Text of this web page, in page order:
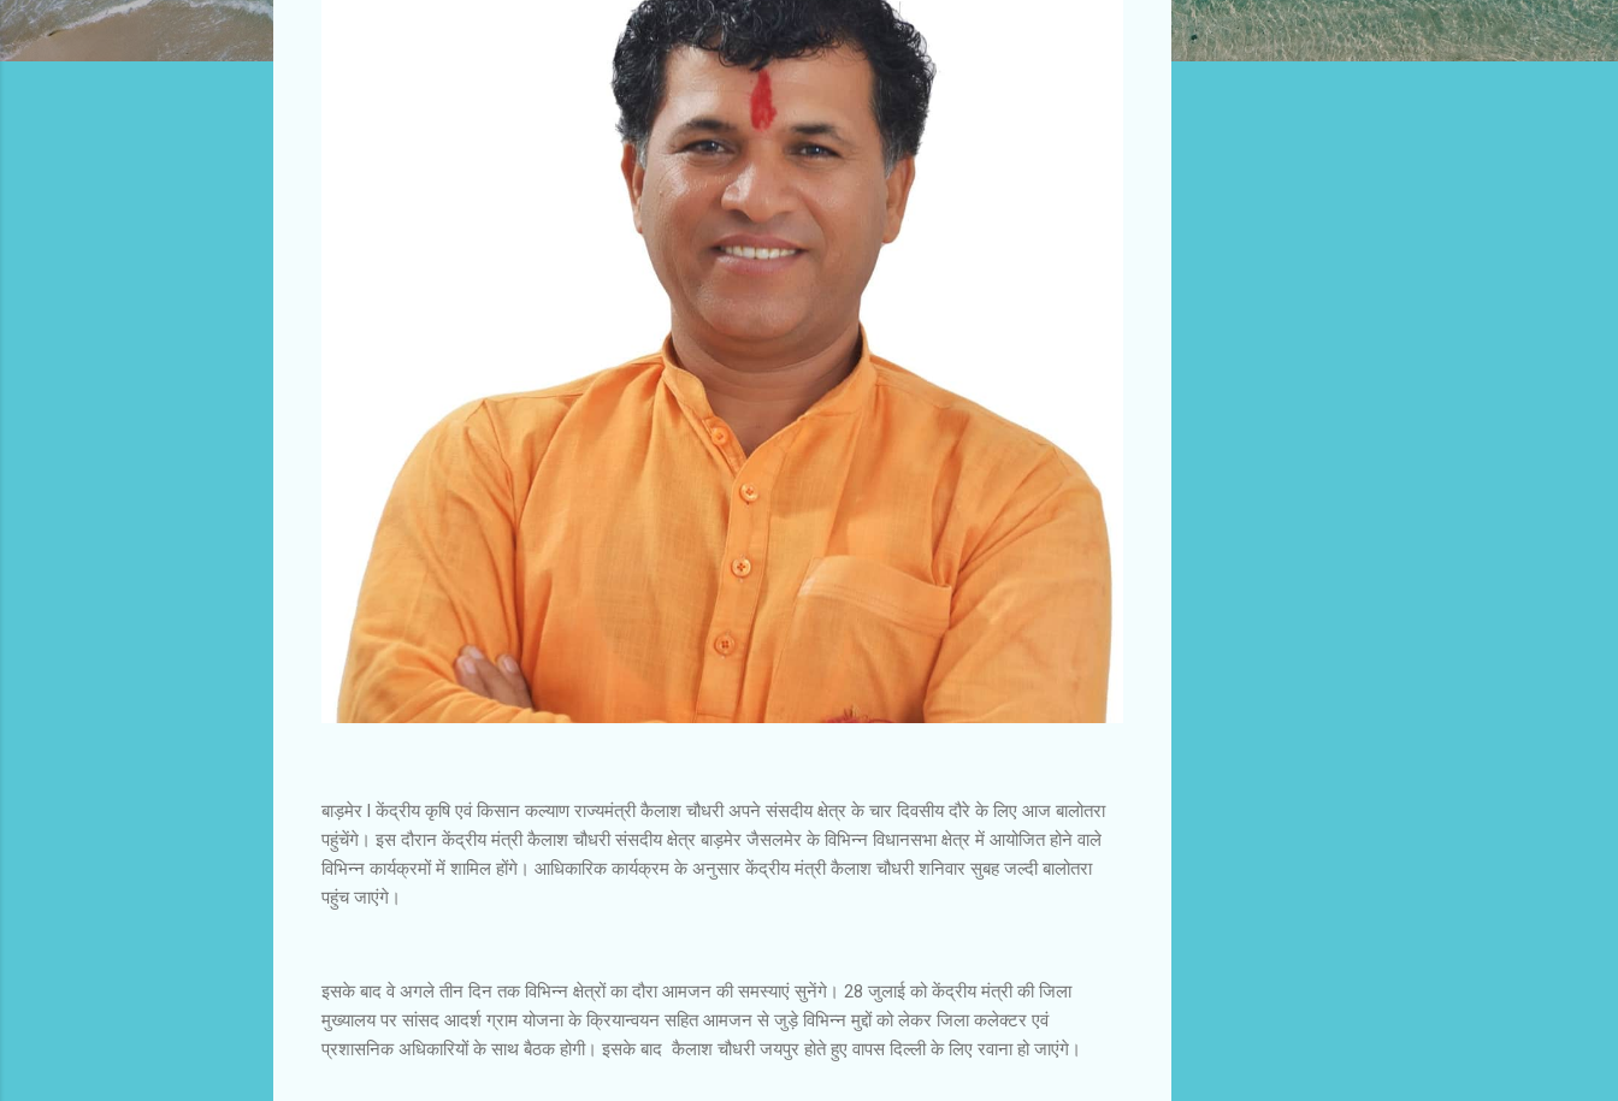
बाड़मेर l केंद्रीय कृषि एवं किसान कल्याण राज्यमंत्री कैलाश चौधरी अपने संसदीय क्षेत्र के चार दिवसीय दौरे के लिए आज बालोतरा
पहुंचेंगे। इस दौरान केंद्रीय मंत्री कैलाश चौधरी संसदीय क्षेत्र बाड़मेर जैसलमेर के विभिन्न विधानसभा क्षेत्र में आयोजित होने वाले
विभिन्न कार्यक्रमों में शामिल होंगे। आधिकारिक कार्यक्रम के अनुसार केंद्रीय मंत्री कैलाश चौधरी शनिवार सुबह जल्दी बालोतरा
पहुंच जाएंगे।
इसके बाद वे अगले तीन दिन तक विभिन्न क्षेत्रों का दौरा आमजन की समस्याएं सुनेंगे। 28 जुलाई को केंद्रीय मंत्री की जिला
मुख्यालय पर सांसद आदर्श ग्राम योजना के क्रियान्वयन सहित आमजन से जुड़े विभिन्न मुद्दों को लेकर जिला कलेक्टर एवं
प्रशासनिक अधिकारियों के साथ बैठक होगी। इसके बाद कैलाश चौधरी जयपुर होते हुए वापस दिल्ली के लिए रवाना हो जाएंगे।